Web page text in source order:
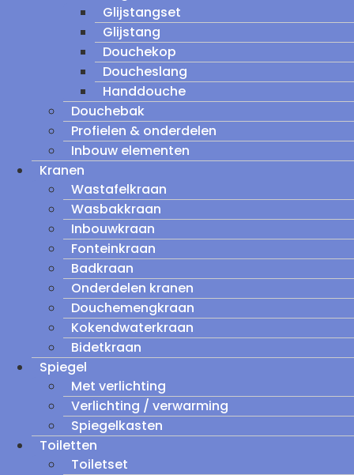
Glijstangset
Glijstang
Douchekop
Doucheslang
Handdouche
Douchebak
Profielen & onderdelen
Inbouw elementen
Kranen
Wastafelkraan
Wasbakkraan
Inbouwkraan
Fonteinkraan
Badkraan
Onderdelen kranen
Douchemengkraan
Kokendwaterkraan
Bidetkraan
Spiegel
Met verlichting
Verlichting / verwarming
Spiegelkasten
Toiletten
Toiletset